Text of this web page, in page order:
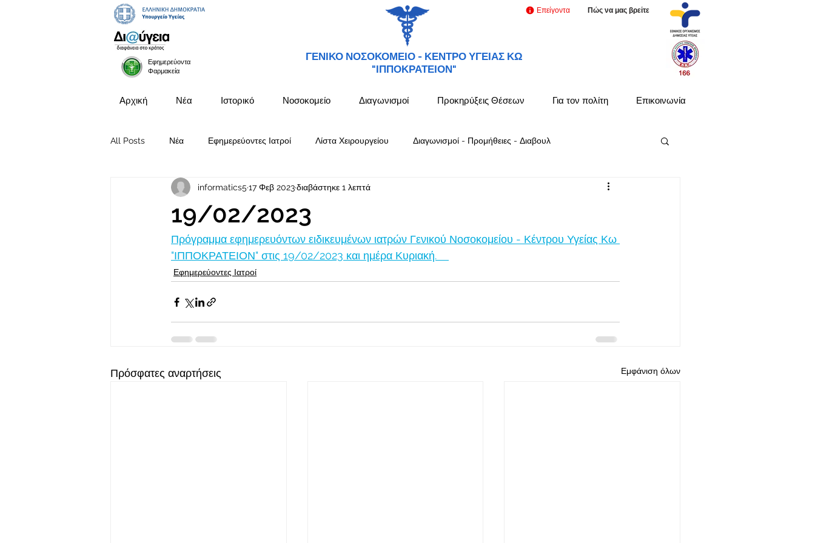
Εφημερεύοντα
Φαρμακεία
ΓΕΝΙΚΟ ΝΟΣΟΚΟΜΕΙΟ - ΚΕΝΤΡΟ ΥΓΕΙΑΣ ΚΩ
"ΙΠΠΟΚΡΑΤΕΙΟΝ"
Επείγοντα Πώς να μας βρείτε
Αρχική Νέα Ιστορικό Νοσοκομείο Διαγωνισμοί Προκηρύξεις Θέσεων Για τον πολίτη Επικοινωνία
All Posts Νέα Εφημερεύοντες Ιατροί Λίστα Χειρουργείου Διαγωνισμοί - Προμήθειες - Διαβουλ
Προκηρύξεις Θέσεων
19/02/2023
informatics5 17 Φεβ 2023διαβάστηκε 1 λεπτά
Πρόγραμμα εφημερευόντων ειδικευμένων ιατρών Γενικού Νοσοκομείου - Κέντρου Υγείας Κω
"ΙΠΠΟΚΡΑΤΕΙΟΝ" στις 19/02/2023 και ημέρα Κυριακή.
Εφημερεύοντες Ιατροί
Πρόσφατες αναρτήσεις Εμφάνιση όλων